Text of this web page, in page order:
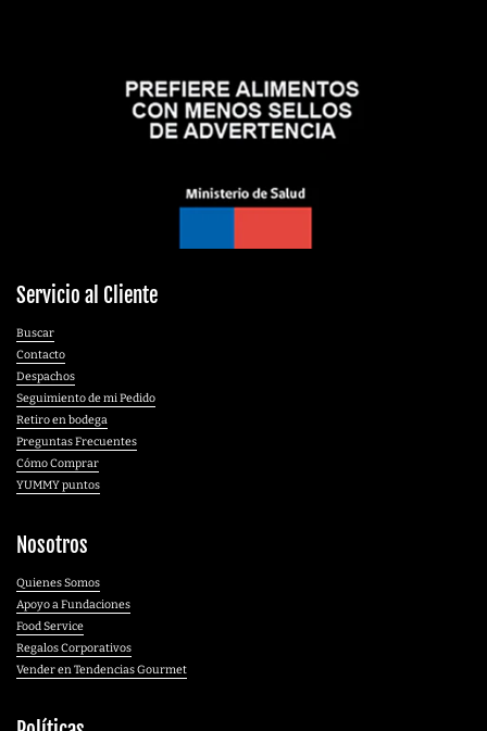
Servicio al Cliente
Buscar
Contacto
Despachos
Seguimiento de mi Pedido
Retiro en bodega
Preguntas Frecuentes
Cómo Comprar
YUMMY puntos
Nosotros
Quienes Somos
Apoyo a Fundaciones
Food Service
Regalos Corporativos
Vender en Tendencias Gourmet